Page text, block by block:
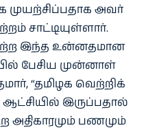
அவர்
சாட்டியுள்ளார்.
இந்த உன்னதமான
பேசிய முன்னாள்
“தமிழக வெற்றிக்
ஆட்சியில் இருப்பதால்
பணமும்